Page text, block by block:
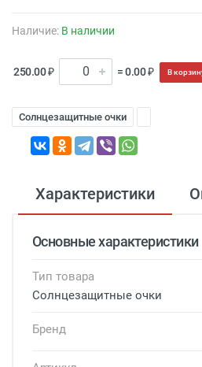
Наличие: В наличии
250.00 ₽ = 0.00 ₽ В
Солнцезащитные очки
Характеристики
Основные характеристики
Тип товара
Солнцезащитные очки
Бренд